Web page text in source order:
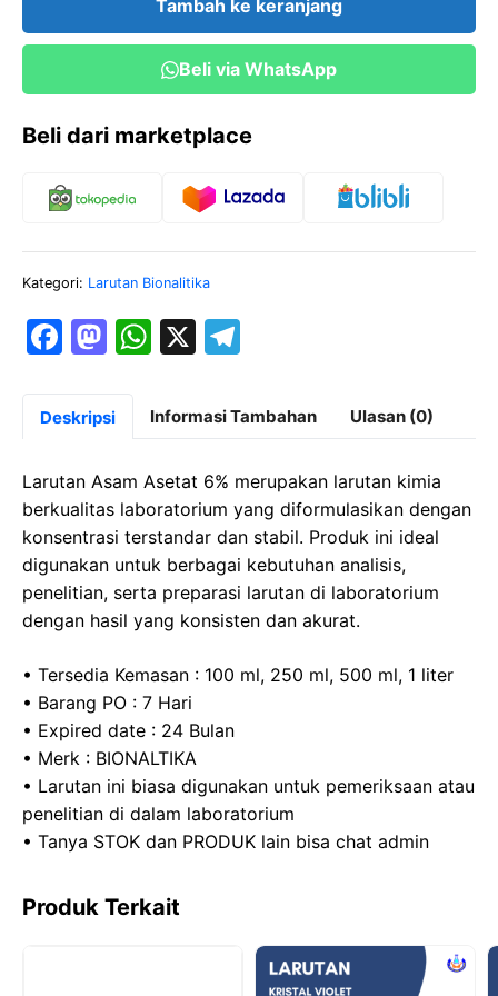
ml
Tambah ke keranjang
Beli via WhatsApp
Beli dari marketplace
Kategori: Larutan Bionalitika
F
c
b
o
o
k
M
st
d
o
n
W
at
s
A
p
p
X
e
gr
a
m
Deskripsi Informasi Tambahan Ulasan (0)
Larutan Asam Asetat 6% merupakan larutan kimia
berkualitas laboratorium yang diformulasikan dengan
konsentrasi terstandar dan stabil. Produk ini ideal
digunakan untuk berbagai kebutuhan analisis,
penelitian, serta preparasi larutan di laboratorium
dengan hasil yang konsisten dan akurat.
• Tersedia Kemasan : 100 ml, 250 ml, 500 ml, 1 liter
• Barang PO : 7 Hari
• Expired date : 24 Bulan
• Merk : BIONALTIKA
• Larutan ini biasa digunakan untuk pemeriksaan atau
penelitian di dalam laboratorium
• Tanya STOK dan PRODUK lain bisa chat admin
Produk Terkait